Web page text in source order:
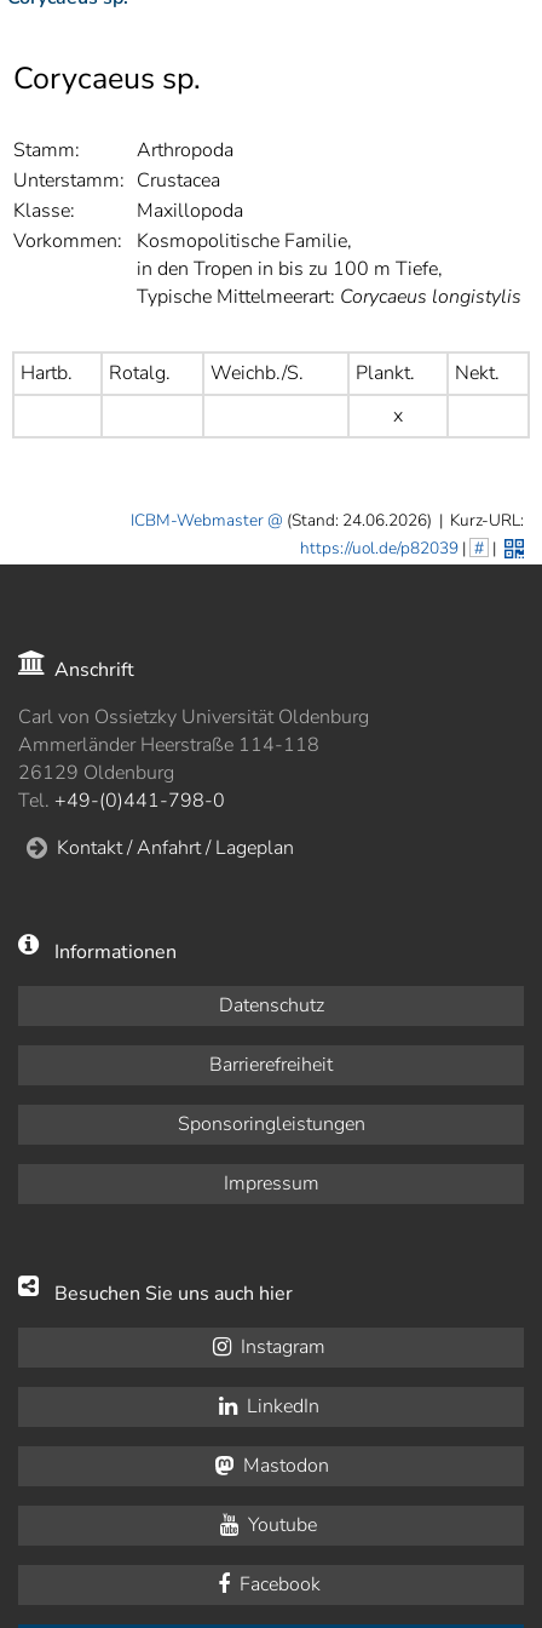
Corycaeus sp.
Stamm:
Arthropoda
Unterstamm: Crustacea
Klasse:
Maxillopoda
Vorkommen:
Kosmopolitische Familie,
in den Tropen in bis zu 100 m Tiefe,
Typische Mittelmeerart: Corycaeus longistylis
Hartb. Rotalg. Weichb./S. Plankt.
Nekt.
x
ICBM-Webmaster (Stand: 24.06.2026) | Kurz-URL:
https://uol.de/p82039| # |
Anschrift
Carl von Ossietzky Universität Oldenburg
Ammerländer Heerstraße 114-118
26129 Oldenburg
Tel. +49-(0)441-798-0
Kontakt / Anfahrt / Lageplan
Informationen
Datenschutz
Barrierefreiheit
Sponsoringleistungen
Impressum
Besuchen Sie uns auch hier
Instagram
LinkedIn
Mastodon
Youtube
Facebook